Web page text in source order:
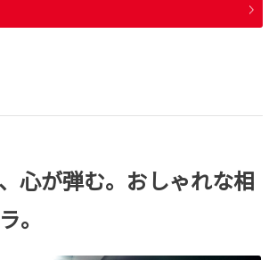
心が弾む。おしゃれな相
。